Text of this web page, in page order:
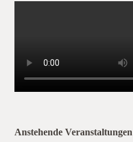
Anstehende Veranstaltungen